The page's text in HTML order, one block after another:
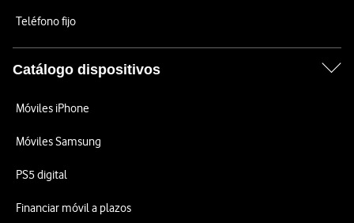
Teléfono fijo
Catálogo dispositivos
Móviles iPhone
Móviles Samsung
PS5 digital
Financiar móvil a plazos